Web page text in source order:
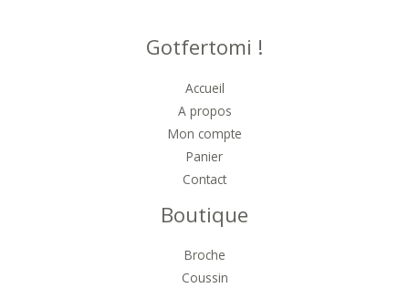
Gotfertomi !
Accueil
A propos
Mon compte
Panier
Contact
Boutique
Broche
Coussin